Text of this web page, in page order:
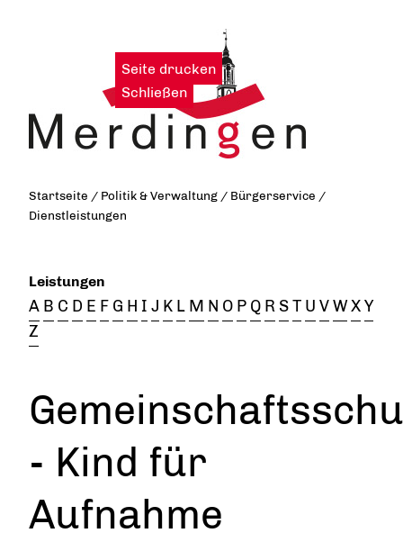
Seite drucken |
Schließen
Startseite / Politik & Verwaltung / Bürgerservice /
Dienstleistungen
Leistungen
A B C D E F G H I J K L M N O P Q R ST U VWXY
Z
- Kind für
Aufnahme